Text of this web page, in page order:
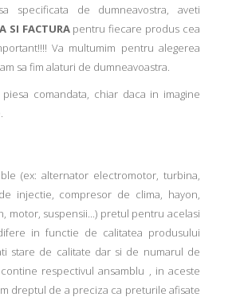
specificata de dumneavostra, aveti
SI FACTURApentru fiecare produs cea
Va multumim pentru alegerea
sa fim alaturi de dumneavoastra.
comandata, chiar daca in imagine
(ex: alternator electromotor, turbina,
injectie, compresor de clima, hayon,
motor, suspensii...) pretul pentru acelasi
in functie de calitatea produsului
stare de calitate dar si de numarul de
respectivul ansamblu , in aceste
dreptul de a preciza ca preturile afisate